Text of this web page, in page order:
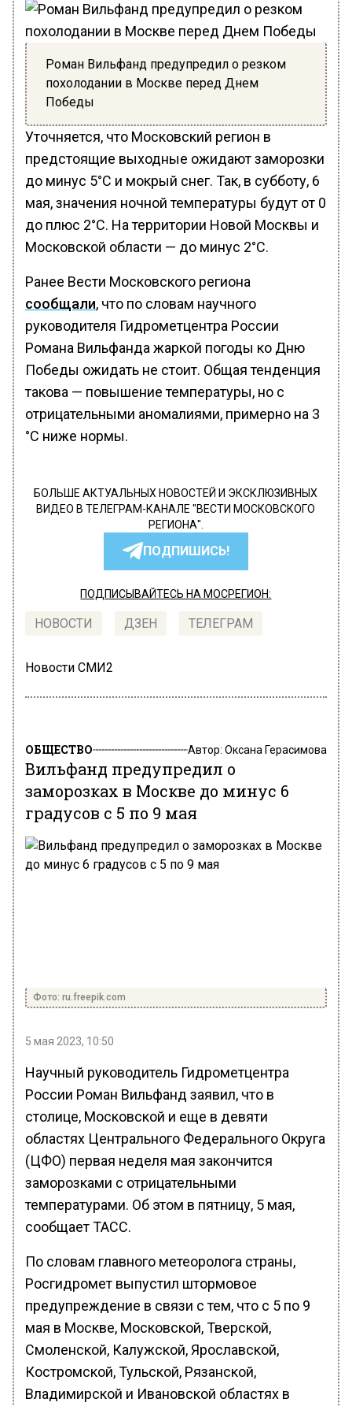
Роман Вильфанд предупредил о резком
похолодании в Москве перед Днем
Победы
Уточняется, что Московский регион в
предстоящие выходные ожидают заморозки
до минус 5°C и мокрый снег. Так, в субботу, 6
мая, значения ночной температуры будут от 0
до плюс 2°C. На территории Новой Москвы и
Московской области — до минус 2°C.
Ранее Вести Московского региона
сообщали, что по словам научного
руководителя Гидрометцентра России
Романа Вильфанда жаркой погоды ко Дню
Победы ожидать не стоит. Общая тенденция
такова — повышение температуры, но с
отрицательными аномалиями, примерно на 3
°C ниже нормы.
БОЛЬШЕ АКТУАЛЬНЫХ НОВОСТЕЙ И ЭКСКЛЮЗИВНЫХ
ВИДЕО В ТЕЛЕГРАМ-КАНАЛЕ "ВЕСТИ МОСКОВСКОГО
РЕГИОНА".
ПОДПИШИСЬ!
ПОДПИСЫВАЙТЕСЬ НА МОСРЕГИОН:
НОВОСТИ ДЗЕН ТЕЛЕГРАМ
Новости СМИ2
ОБЩЕСТВО Автор: Оксана Герасимова
Вильфанд предупредил о
заморозках в Москве до минус 6
градусов с 5 по 9 мая
Фото: ru.freepik.com
5 мая 2023, 10:50
Научный руководитель Гидрометцентра
России Роман Вильфанд заявил, что в
столице, Московской и еще в девяти
областях Центрального Федерального Округа
(ЦФО) первая неделя мая закончится
заморозками с отрицательными
температурами. Об этом в пятницу, 5 мая,
сообщает ТАСС.
По словам главного метеоролога страны,
Росгидромет выпустил штормовое
предупреждение в связи с тем, что с 5 по 9
мая в Москве, Московской, Тверской,
Смоленской, Калужской, Ярославской,
Костромской, Тульской, Рязанской,
Владимирской и Ивановской областях в